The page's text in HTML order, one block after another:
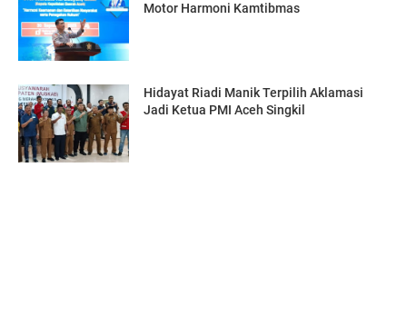
Motor Harmoni Kamtibmas
Hidayat Riadi Manik Terpilih Aklamasi
Jadi Ketua PMI Aceh Singkil